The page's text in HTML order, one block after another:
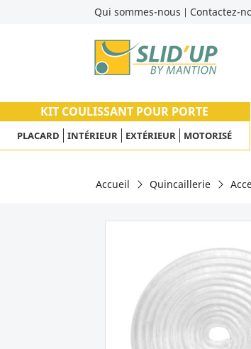
Qui sommes-nous | Contactez-
KIT COULISSANT POUR PORTE
PLACARD INTÉRIEUR EXTÉRIEUR MOTORISÉ
Accueil Quincaillerie